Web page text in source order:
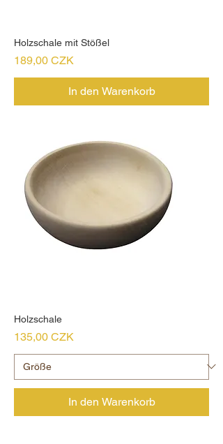
Holzschale mit Stößel
Preis
189,00 CZK
In den Warenkorb
Holzschale
Preis
135,00 CZK
In den Warenkorb